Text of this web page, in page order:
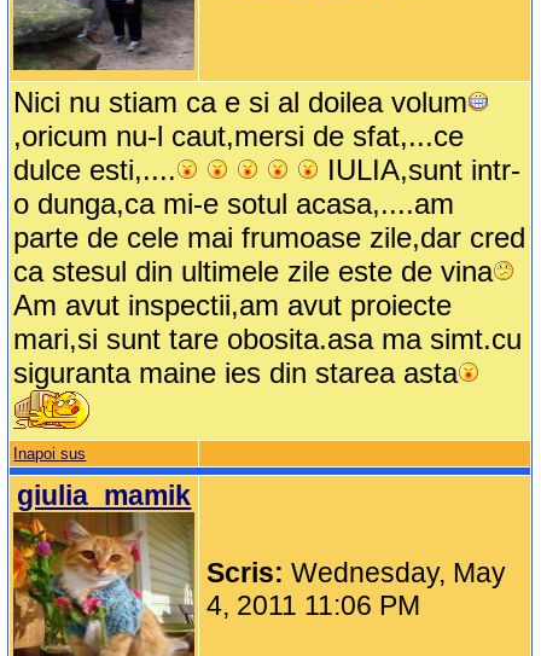
Nici nu stiam ca e si al doilea volum
,oricum nu-l caut,mersi de sfat,...ce
dulce esti,....
IULIA,sunt intr-
o dunga,ca mi-e sotul acasa,....am
parte de cele mai frumoase zile,dar cred
ca stesul din ultimele zile este de vina
Am avut inspectii,am avut proiecte
mari,si sunt tare obosita.asa ma simt.cu
siguranta maine ies din starea asta
Inapoi sus
giulia_mamik
Scris:Wednesday, May
4, 2011 11:06 PM